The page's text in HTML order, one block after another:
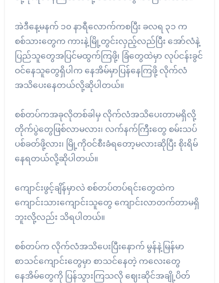
အဲဒီနေ့မနက် ၁၀ နာရီလောက်ကစပြီး ခလရ ၃၁ က
စစ်သားတွေက ကားနဲ့မြို့တွင်းလှည့်လည်ပြီး အော်လံနဲ့
ပြည်သူတွေအပြင်မထွက်ကြဖို့၊ ခြံတွေထဲမှာ လုပ်ငန်းခွင်
ဝင်နေသူတွေရှိပါက နေအိမ်မှာပြန်နေကြဖို့ လိုက်လံ
အသိပေးနေတယ်လို့ဆိုပါတယ်။
စစ်တပ်ကအခုလိုတစ်ခါမှ လိုက်လံအသိပေးတာမရှိလို့
တိုက်ပွဲတွေဖြစ်လာမလား၊ လက်နက်ကြီးတွေ စမ်းသပ်
ပစ်ခတ်ဖို့လား၊ မြို့ကိုဝင်စီးခံရတော့မလားဆိုပြီး စိုးရိမ်
နေရတယ်လို့ဆိုပါတယ်။
ကျောင်းဖွင့်ချိန်မှာလဲ စစ်တပ်တပ်ရင်းတွေထဲက
ကျောင်းသားကျောင်းသူတွေ ကျောင်းလာတက်တာမရှိ
ဘူးလို့လည်း သိရပါတယ်။
စစ်တပ်က လိုက်လံအသိပေးပြီးနောက် မွန်နဲ့မြန်မာ
စာသင်ကျောင်းတွေမှာ စာသင်နေတဲ့ ကလေးတွေ
နေအိမ်တွေကို ပြန်သွားကြသလို ဈေးဆိုင်အချို့ပိတ်